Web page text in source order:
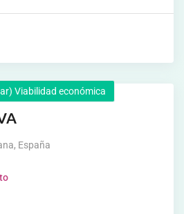
Viabilidad económica
, España